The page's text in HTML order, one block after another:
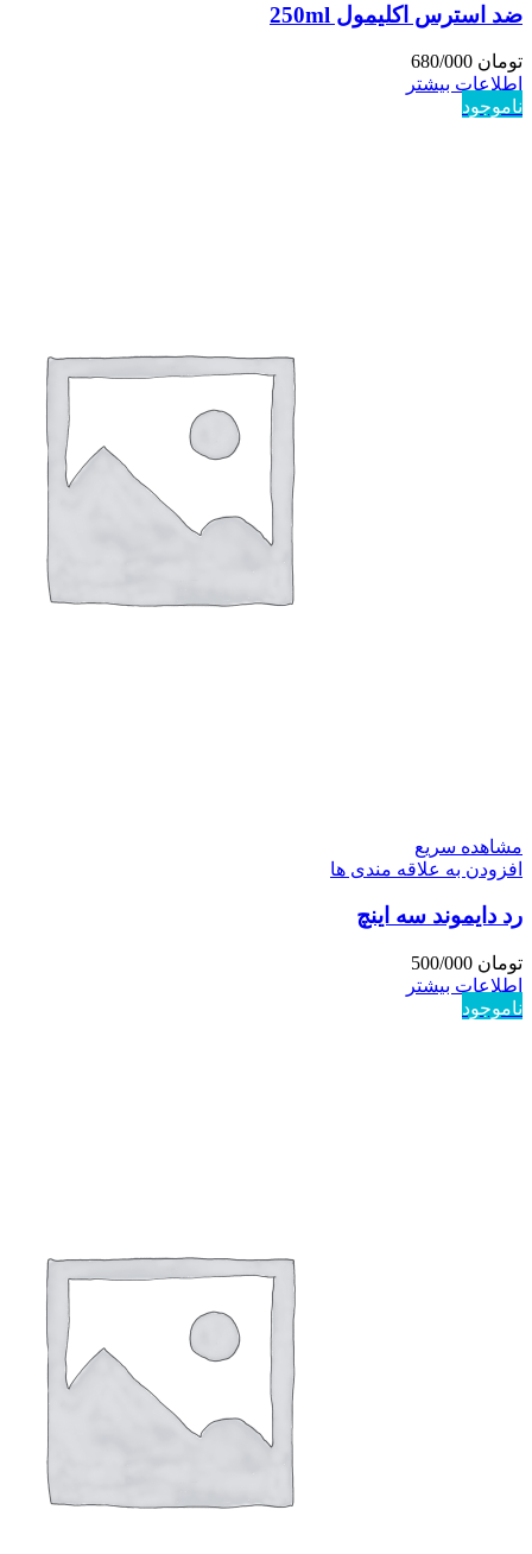
ضد استرس اکلیمول 250ml
تومان
اطلاعات بیشتر
ناموجود
مشاهده سریع
افزودن به علاقه مندی ها
رد دایموند سه اینچ
تومان
اطلاعات بیشتر
ناموجود